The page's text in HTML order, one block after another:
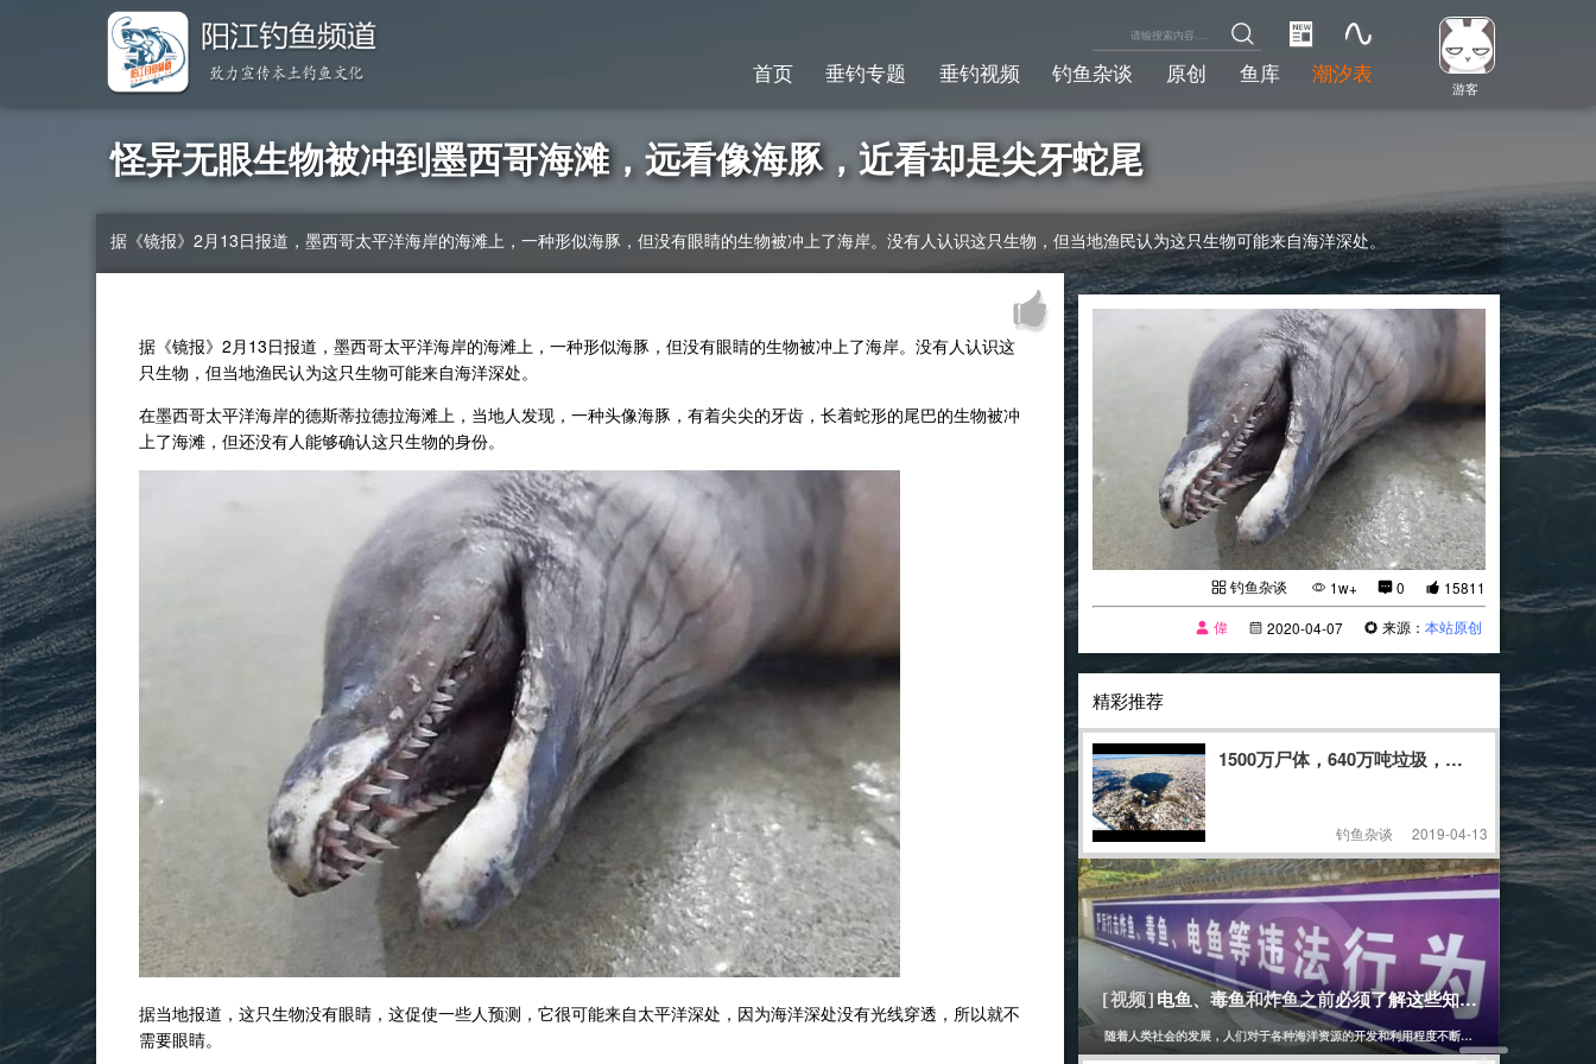
游客
首页 垂钓专题 垂钓视频 钓鱼杂谈 原创 鱼库 潮汐表
怪异无眼生物被冲到墨西哥海滩，远看像海豚，近看却是尖牙蛇尾
据《镜报》2月13日报道，墨西哥太平洋海岸的海滩上，一种形似海豚，但没有眼睛的生物被冲上了海岸。没有人认识这只生物，但当地渔民认为这只生物可能来自海洋深处。
据《镜报》2月13日报道，墨西哥太平洋海岸的海滩上，一种形似海豚，但没有眼睛的生物被冲上了海岸。没有人认识这
只生物，但当地渔民认为这只生物可能来自海洋深处。
在墨西哥太平洋海岸的德斯蒂拉德拉海滩上，当地人发现，一种头像海豚，有着尖尖的牙齿，长着蛇形的尾巴的生物被冲
上了海滩，但还没有人能够确认这只生物的身份。
据当地报道，这只生物没有眼睛，这促使一些人预测，它很可能来自太平洋深处，因为海洋深处没有光线穿透，所以就不
需要眼睛。
钓鱼杂谈 1w+ 0
15811
偉
2020-04-07 来源：本站原创
精彩推荐
1500万尸体，640万吨垃圾，继“冰桶挑战”之
钓鱼杂谈 2019-04-13
[钓鱼杂谈] 2023-04-08
[视频]电鱼、毒鱼和炸鱼之前必须了解这些知识........
随着人类社会的发展，人们对于各种海洋资源的开发和利用程度不断加深。然而，这些行为